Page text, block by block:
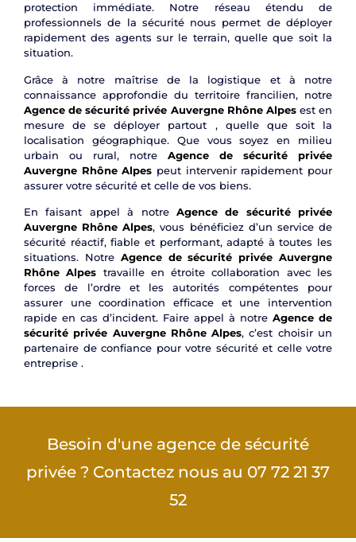
protection immédiate. Notre réseau étendu de
professionnels de la sécurité nous permet de déployer
rapidement des agents sur le terrain, quelle que soit la
situation.
Grâce à notre maîtrise de la logistique et à notre
connaissance approfondie du territoire francilien, notre
Agence de sécurité privée Auvergne Rhône Alpesest en
mesure de se déployer partout , quelle que soit la
localisation géographique. Que vous soyez en milieu
urbain ou rural, notre Agence de sécurité privée
Auvergne Rhône Alpes peut intervenir rapidement pour
assurer votre sécurité et celle de vos biens.
En faisant appel à notre Agence de sécurité privée
Auvergne Rhône Alpes, vous bénéficiez d’un service de
sécurité réactif, fiable et performant, adapté à toutes les
situations. Notre Agence de sécurité privée Auvergne
Rhône Alpes travaille en étroite collaboration avec les
forces de l’ordre et les autorités compétentes pour
assurer une coordination efficace et une intervention
rapide en cas d’incident. Faire appel à notre Agence de
sécurité privée Auvergne Rhône Alpes, c’est choisir un
partenaire de confiance pour votre sécurité et celle votre
entreprise .
Besoin d'une agence de sécurité
privée ? Contactez nous au 07 72 21 37
52